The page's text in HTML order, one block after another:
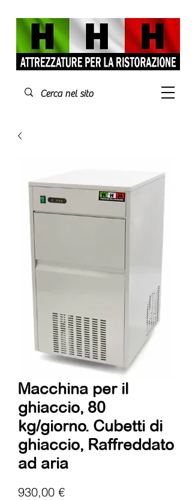
Macchina per il
ghiaccio, 80
kg/giorno. Cubetti di
ghiaccio, Raffreddato
ad aria
930,00 €Prix